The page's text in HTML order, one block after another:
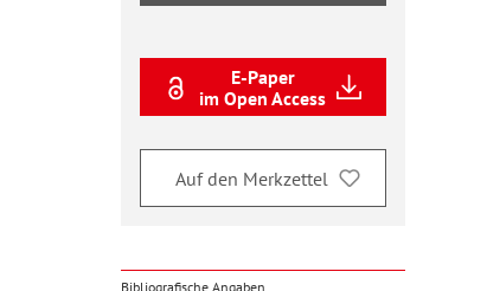
E-Paper
im Open Access
Auf den Merkzettel
Bibliografische Angaben